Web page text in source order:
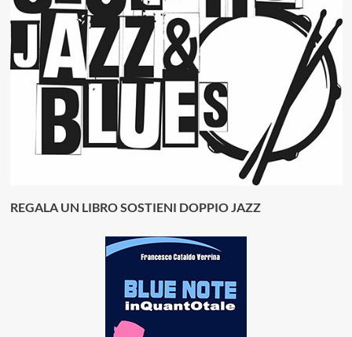
REGALA UN LIBRO SOSTIENI DOPPIO JAZZ